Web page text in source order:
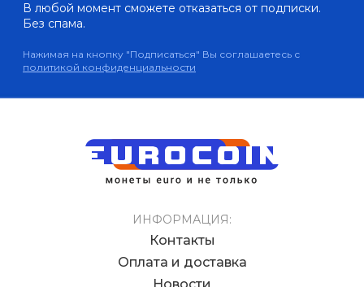
В любой момент сможете отказаться от подписки.
Без спама.
Нажимая на кнопку "Подписаться" Вы соглашаетесь с
политикой конфиденциальности
ИНФОРМАЦИЯ:
Контакты
Оплата и доставка